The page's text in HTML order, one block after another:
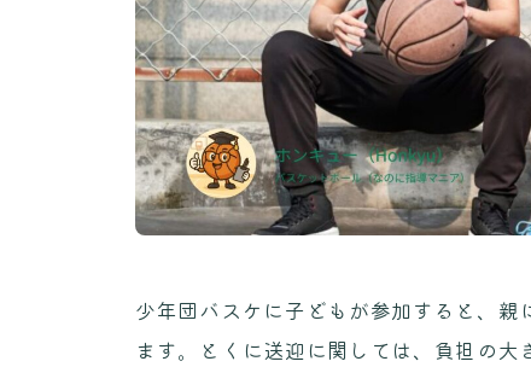
少年団バスケに子どもが参加すると、
ます。とくに送迎に関しては、負担の